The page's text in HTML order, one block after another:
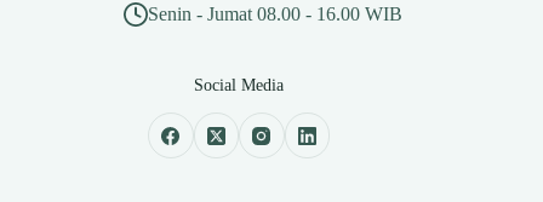
Senin - Jumat 08.00 - 16.00 WIB
Social Media